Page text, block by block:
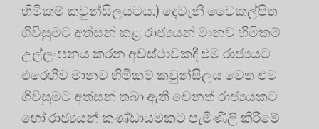
හිමිකම් කවුන්සිලයටය.) දෙවැනි වෛකල්පිත
ගිවිසුමට අත්සන් කළ රාජ්‍යයන් මානව හිමිකම්
උල්ලංඝනය කරන අවස්ථාවකදී එම රාජ්‍යයට
එරෙහිව මානව හිමිකම් කවුන්සිලය වෙත එම
ගිවිසුමට අත්සන් තබා ඇති වෙනත් රාජ්‍යයකට
හෝ රාජ්‍යයන් කණ්ඩායමකට පැමිණිලි කිරීමේ